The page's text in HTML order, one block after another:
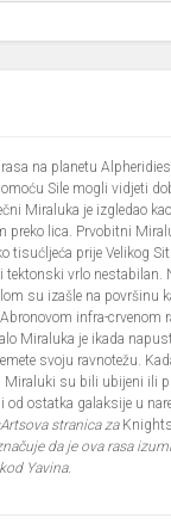
na planetu
Sile mogli vidjeti
Miraluka je izgledao
preko lica. Prvobitni
tisućljeća prije Velikog
tektonski vrlo nestabilan.
su izašle na površinu
infra-crvenom
Miraluka je ikada
svoju ravnotežu.
su bili ubijeni ili
od ostatka galaksije u
stranica zaKnights
da je ova rasa
Yavina.